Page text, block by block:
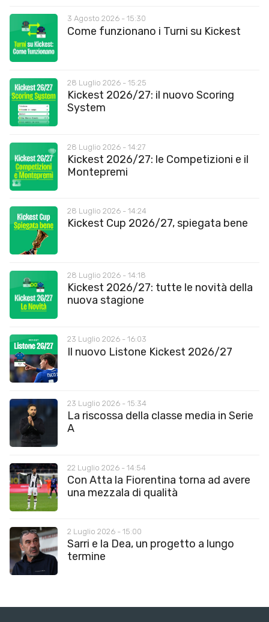
3 Agosto 2026 - 15:30
Come funzionano i Turni su Kickest
28 Luglio 2026 - 15:25
Kickest 2026/27: il nuovo Scoring
System
28 Luglio 2026 - 14:27
Kickest 2026/27: le Competizioni e il
Montepremi
28 Luglio 2026 - 14:24
Kickest Cup 2026/27, spiegata bene
28 Luglio 2026 - 14:18
Kickest 2026/27: tutte le novità della
nuova stagione
23 Luglio 2026 - 16:03
Il nuovo Listone Kickest 2026/27
23 Luglio 2026 - 15:34
La riscossa della classe media in Serie
A
22 Luglio 2026 - 14:54
Con Atta la Fiorentina torna ad avere
una mezzala di qualità
2 Luglio 2026 - 15:00
Sarri e la Dea, un progetto a lungo
termine